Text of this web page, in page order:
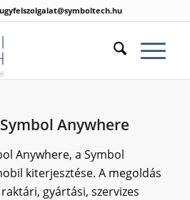
ugyfelszolgalat@symboltech.hu
Anywhere
Anywhere, a Symbol
kiterjesztése. A megoldás
gyártási, szervizes